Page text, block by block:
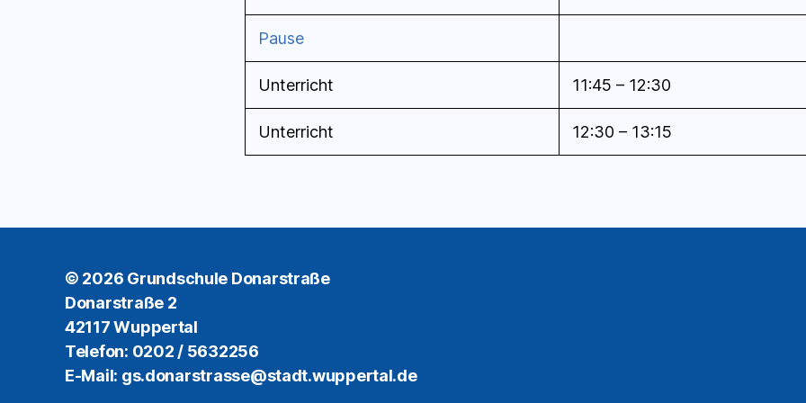
Pause
Unterricht 11:45 – 12:30
Unterricht 12:30 – 13:15
© 2026 Grundschule Donarstraße
Donarstraße 2
42117 Wuppertal
Telefon: 0202 / 5632256
E-Mail: gs.donarstrasse@stadt.wuppertal.de